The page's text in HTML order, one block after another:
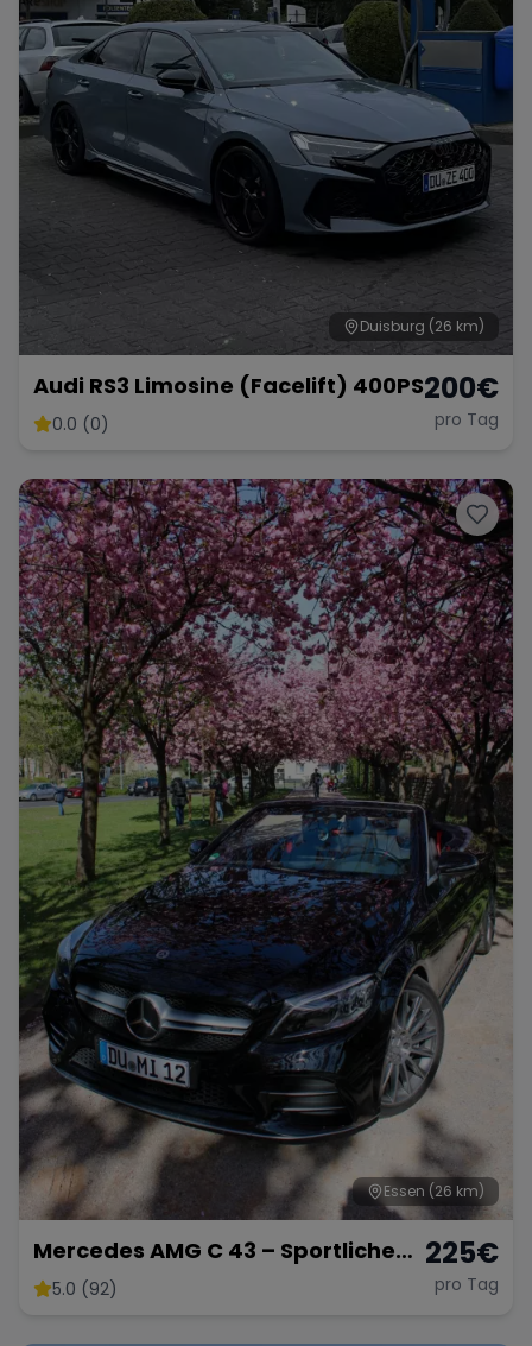
Duisburg (26 km)
Audi RS3 Limosine (Facelift) 400PS
0.0 (0)
200€
pro Tag
Essen (26 km)
Mercedes AMG C 43 – Sportliche
Eleganz mit 390 PS
5.0 (92)
225€
pro Tag